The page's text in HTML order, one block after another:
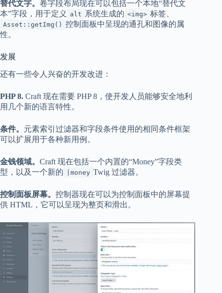
替代文字。 卷字段布局现在可以包括一个本地“替代文
本”字段，用于定义
alt 系统生成的 <img> 标签、
Asset::getImg() 控制面板中呈现的通孔和图像的属
性。
发展
还有一些令人兴奋的开发改进：
PHP 8. Craft 现在需要 PHP 8，使开发人员能够安全地利
用几个新的语言特性。
条件。 元素索引过滤器和字段条件使用的相同条件框架
可以扩展用于各种新用例。
金钱领域。 Craft 现在包括一个内置的“Money”字段类
型，以及一个新的
|money Twig 过滤器。
控制面板屏幕。 控制器现在可以为控制面板中的屏幕提
供 HTML，它可以呈现为整页和滑出。